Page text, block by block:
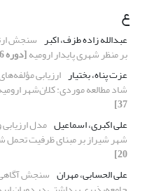
ع
عبدالله زاده طزف، اکبر سنجش
بر منظر شهری پایدار ارومیه[دوره 6، شماره 1، 1402، صفحه 19-37]
عزت پناه، بختیار ارزیابی
شاد مطالعه موردی: کلان‌شهر
37]
علی اکبری، اسماعیل مدل
شهر شیراز بر مبنای ظرفیت
20]
علی الحسابی، مهران سنجش